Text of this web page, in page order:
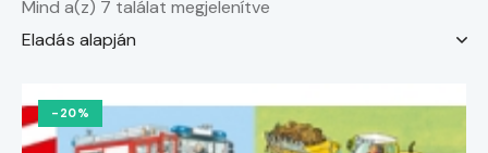
Mind a(z) 7 találat megjelenítve
-20%